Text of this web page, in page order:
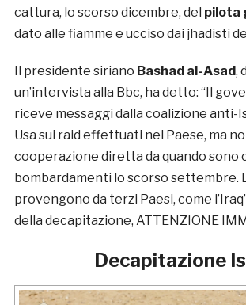
cattura, lo scorso dicembre, del pilota
dato alle fiamme e ucciso dai jhadisti
Il presidente siriano Bashad al-Asad,
un’intervista alla Bbc, ha detto: “Il
riceve messaggi dalla coalizione anti-
Usa sui raid effettuati nel Paese, ma
cooperazione diretta da quando sono
bombardamenti lo scorso settembre.
provengono da terzi Paesi, come
della decapitazione, ATTENZIONE
Decapitazione